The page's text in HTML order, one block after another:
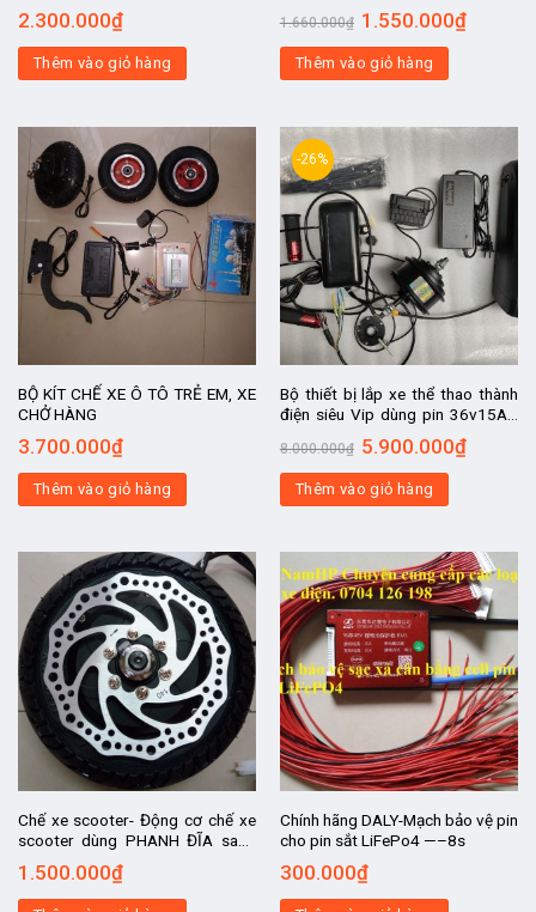
2.300.000₫
Thêm vào giỏ hàng
1.660.000₫ 1.550.000₫
Thêm vào giỏ hàng
BỘ KÍT CHẾ XE Ô TÔ TRẺ EM, XE
CHỞ HÀNG
3.700.000₫
Thêm vào giỏ hàng
-26%
Bộ thiết bị lắp xe thể thao thành
điện siêu Vip dùng pin 36v15AH
8.000.000₫ 5.900.000₫
Thêm vào giỏ hàng
Chế xe scooter- Động cơ chế xe
scooter dùng PHANH ĐĨA sang
chảnh . 8 inch -20CM, chế xe điện,
xe điện chế, chế ô t
1.500.000₫
Chính hãng DALY-Mạch bảo vệ pin
cho pin sắt LiFePo4 —–8s
300.000₫